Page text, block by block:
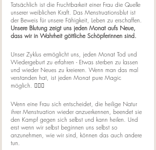
Tatsächlich ist die Fruchtbarkeit einer Frau die Quelle
unserer weiblichen Kraft. Das Menstruationsblut ist
der Beweis für unsere Fähigkeit, Leben zu erschaffen.
Unsere Blutung zeigt uns jeden Monat aufs Neue,
dass wir in Wahrheit göttliche Schöpferinnen sind.
Unser Zyklus ermöglicht uns, jeden Monat Tod und
Wiedergeburt zu erfahren - Etwas sterben zu lassen
und wieder Neues zu kreieren. Wenn man das mal
verstanden hat, ist jeden Monat pure Magic
möglich. 🧙🏼‍♀️
Wenn eine Frau sich entscheidet, die heilige Natur
ihrer Menstruation wieder anzuerkennen, beendet sie
den Kampf gegen sich selbst und kann heilen. Und
erst wenn wir selbst beginnen uns selbst so
anzunehmen, wie wir sind, können das auch andere
tun.